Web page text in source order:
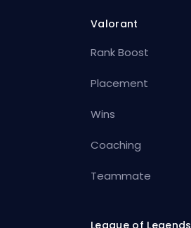
Valorant
Rank Boost
Placement
Wins
Coaching
Teammate